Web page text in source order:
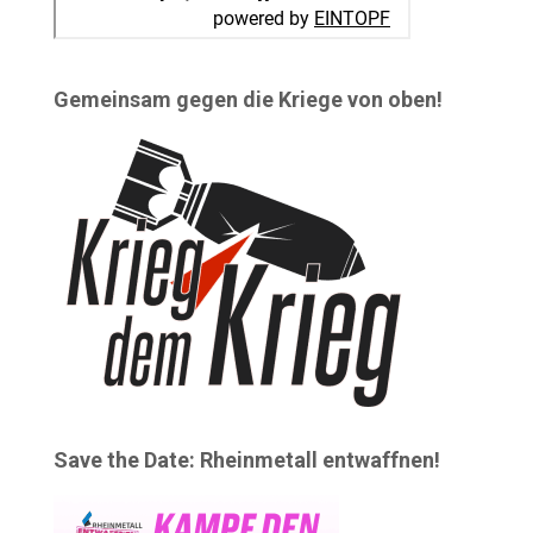
Gemeinsam gegen die Kriege von oben!
Save the Date: Rheinmetall entwaffnen!